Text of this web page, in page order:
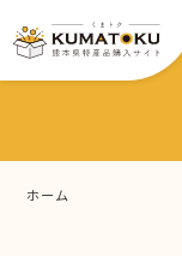
ホーム